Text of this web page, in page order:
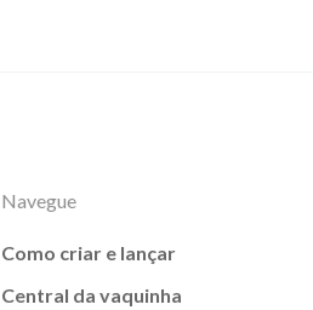
Navegue
Como criar e lançar
Central da vaquinha